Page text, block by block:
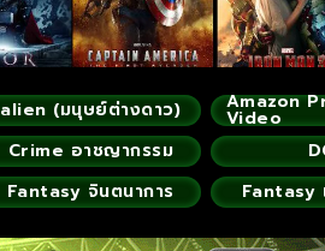
alien (มนุษย์ต่างดาว) Amazon
Video
Crime อาชญากรรม
Fantasy จินตนาการ Fantasy